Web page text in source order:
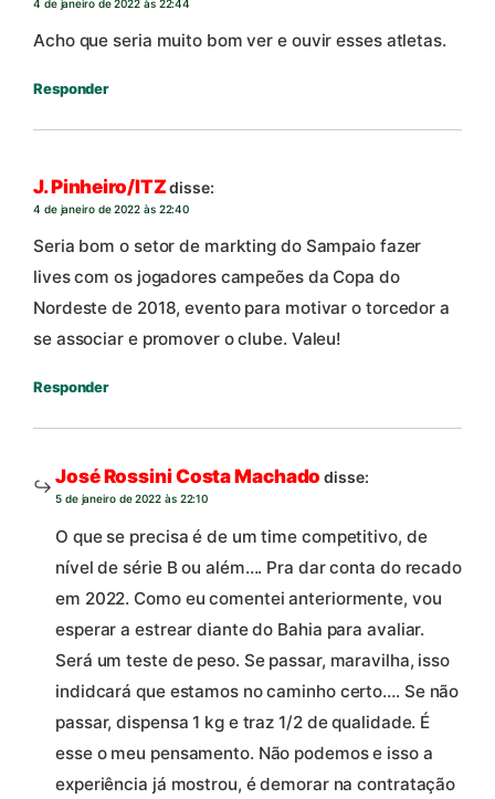
4 de janeiro de 2022 às 22:44
Acho que seria muito bom ver e ouvir esses atletas.
Responder
J. Pinheiro/ITZ disse:
4 de janeiro de 2022 às 22:40
Seria bom o setor de markting do Sampaio fazer
lives com os jogadores campeões da Copa do
Nordeste de 2018, evento para motivar o torcedor a
se associar e promover o clube. Valeu!
Responder
José Rossini Costa Machado disse:
5 de janeiro de 2022 às 22:10
O que se precisa é de um time competitivo, de
nível de série B ou além…. Pra dar conta do recado
em 2022. Como eu comentei anteriormente, vou
esperar a estrear diante do Bahia para avaliar.
Será um teste de peso. Se passar, maravilha, isso
indidcará que estamos no caminho certo…. Se não
passar, dispensa 1 kg e traz 1/2 de qualidade. É
esse o meu pensamento. Não podemos e isso a
experiência já mostrou, é demorar na contratação